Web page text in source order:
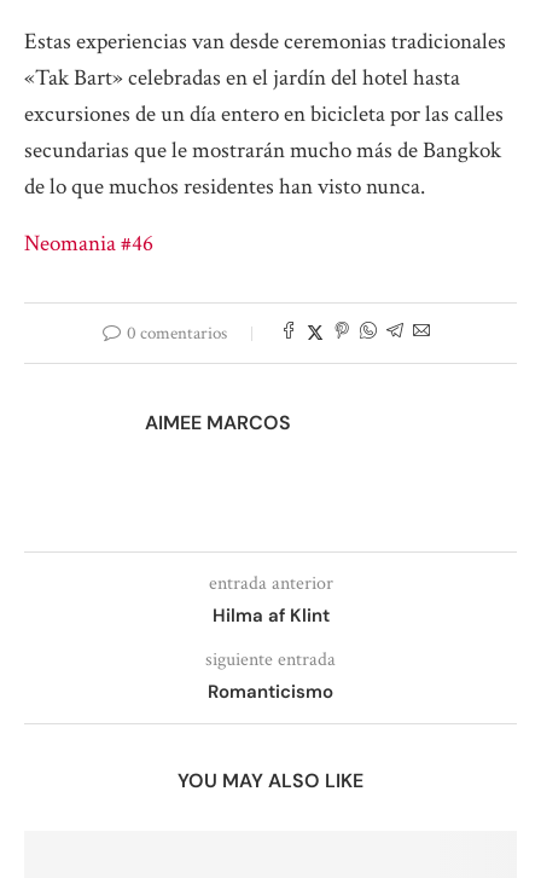
Estas experiencias van desde ceremonias tradicionales
«Tak Bart» celebradas en el jardín del hotel hasta
excursiones de un día entero en bicicleta por las calles
secundarias que le mostrarán mucho más de Bangkok
de lo que muchos residentes han visto nunca.
Neomania #46
0 comentarios
AIMEE MARCOS
entrada anterior
Hilma af Klint
siguiente entrada
Romanticismo
YOU MAY ALSO LIKE